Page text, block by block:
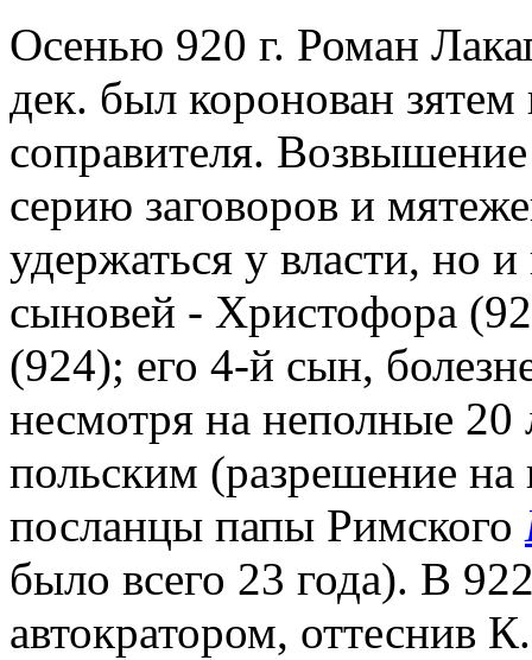
Осенью 920 г. Роман
дек. был коронован зятем
соправителя.
серию заговоров и
удержаться у власти, но
сыновей - Христофора
(924); его 4-й сын,
несмотря на неполные 20
польским (разрешение на
посланцы папы Римского
было всего 23 года). В
автократором, оттеснив